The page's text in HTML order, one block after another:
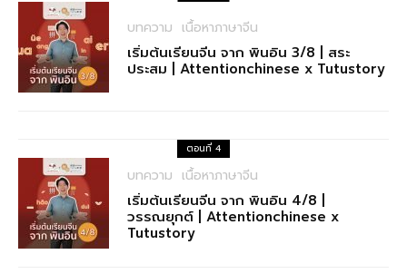
บทความ เนื้อหาภาษาจีน
เริ่มต้นเรียนจีน จาก พินอิน 3/8 | สระ
ประสม | Attentionchinese x Tutustory
ตอนที่ 4
บทความ เนื้อหาภาษาจีน
เริ่มต้นเรียนจีน จาก พินอิน 4/8 |
วรรณยุกต์ | Attentionchinese x
Tutustory